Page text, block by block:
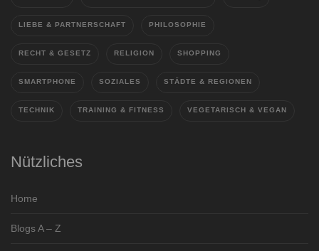
LIEBE & PARTNERSCHAFT PHILOSOPHIE
RECHT & GESETZ RELIGION SHOPPING
SMARTPHONE SOZIALES STÄDTE & REGIONEN
TECHNIK TRAINING & FITNESS VEGETARISCH & VEGAN
Nützliches
Home
Blogs A – Z